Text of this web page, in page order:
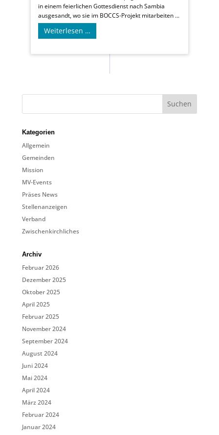
in einem feierlichen Gottesdienst nach Sambia
ausgesandt, wo sie im BOCCS-Projekt mitarbeiten ...
Weiterlesen …
Kategorien
Allgemein
Gemeinden
Mission
MV-Events
Präses News
Stellenanzeigen
Verband
Zwischenkirchliches
Archiv
Februar 2026
Dezember 2025
Oktober 2025
April 2025
Februar 2025
November 2024
September 2024
August 2024
Juni 2024
Mai 2024
April 2024
März 2024
Februar 2024
Januar 2024